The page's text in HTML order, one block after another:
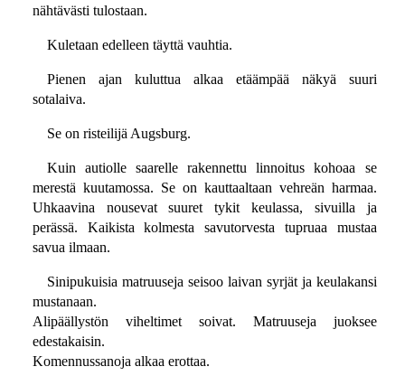
nähtävästi tulostaan.
Kuletaan edelleen täyttä vauhtia.
Pienen ajan kuluttua alkaa etäämpää näkyä suuri
sotalaiva.
Se on risteilijä Augsburg.
Kuin autiolle saarelle rakennettu linnoitus kohoaa se
merestä kuutamossa. Se on kauttaaltaan vehreän harmaa.
Uhkaavina nousevat suuret tykit keulassa, sivuilla ja
perässä. Kaikista kolmesta savutorvesta tupruaa mustaa
savua ilmaan.
Sinipukuisia matruuseja seisoo laivan syrjät ja keulakansi
mustanaan.
Alipäällystön viheltimet soivat. Matruuseja juoksee
edestakaisin.
Komennussanoja alkaa erottaa.